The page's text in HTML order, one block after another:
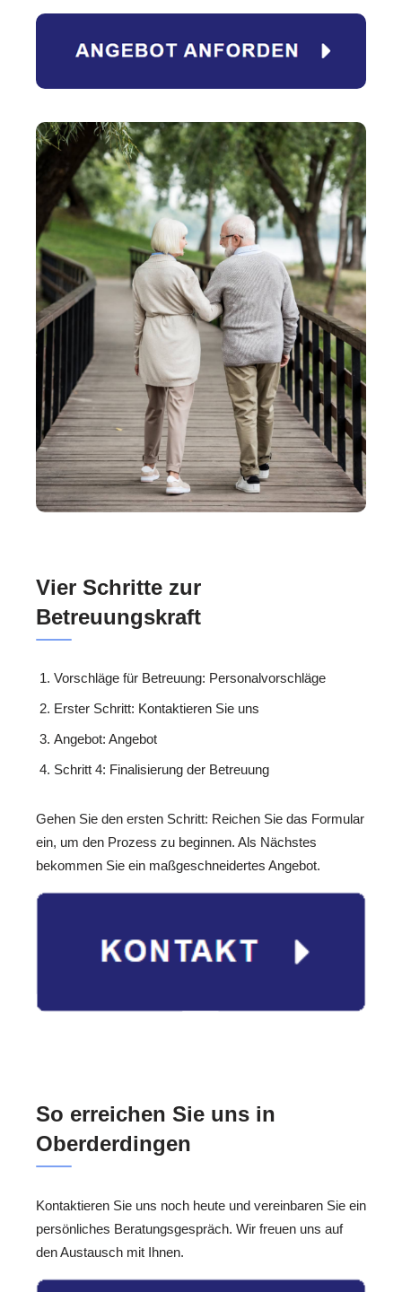
Vier Schritte zur
Betreuungskraft
Vorschläge für Betreuung: Personalvorschläge
Erster Schritt: Kontaktieren Sie uns
Angebot: Angebot
Schritt 4: Finalisierung der Betreuung
Gehen Sie den ersten Schritt: Reichen Sie das Formular
ein, um den Prozess zu beginnen. Als Nächstes
bekommen Sie ein maßgeschneidertes Angebot.
So erreichen Sie uns in
Oberderdingen
Kontaktieren Sie uns noch heute und vereinbaren Sie ein
persönliches Beratungsgespräch. Wir freuen uns auf
den Austausch mit Ihnen.